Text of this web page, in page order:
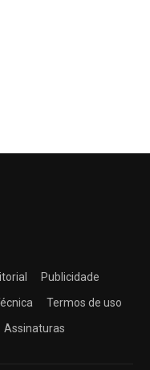
Publicidade
Termos de uso
Assinaturas